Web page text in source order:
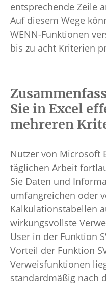
entsprechende Zeile
Auf diesem Wege
WENN-Funktionen
bis zu acht Kriterien
Sie in Excel
mehreren
Nutzer von Microsoft
täglichen Arbeit
Sie Daten und
umfangreichen oder
Kalkulationstabellen
wirkungsvollste
User in der Funktion
Vorteil der Funktion
Verweisfunktionen
standardmäßig nach